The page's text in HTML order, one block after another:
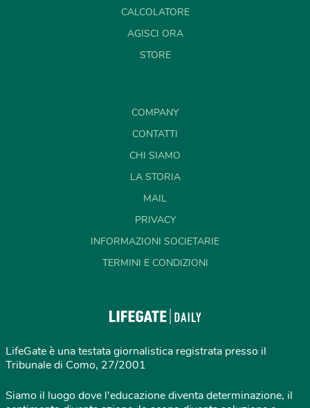
CALCOLATORE
AGISCI ORA
STORE
COMPANY
CONTATTI
CHI SIAMO
LA STORIA
MAIL
PRIVACY
INFORMAZIONI SOCIETARIE
TERMINI E CONDIZIONI
LifeGate è una testata giornalistica registrata presso il
Tribunale di Como, 27/2001
Siamo il luogo dove l'educazione diventa determinazione, il